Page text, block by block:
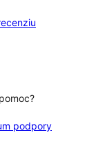
podpory